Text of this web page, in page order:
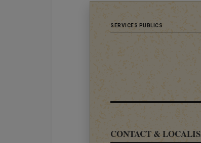
SERVICES PUBLICS
CONTACT &